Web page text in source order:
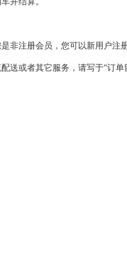
眼罩
非注册会员，您可以新用户注册
送或者其它服务，请写于“订单